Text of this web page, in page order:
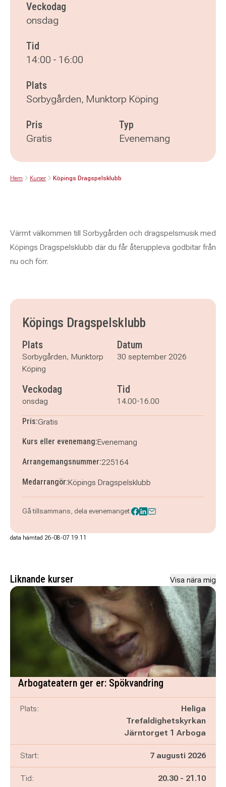
Veckodag
onsdag
Tid
14:00 - 16:00
Plats
Sorbygården, Munktorp Köping
Pris
Gratis
Typ
Evenemang
Hem Kurser Köpings Dragspelsklubb
Värmt välkommen till Sorbygården och dragspelsmusik med
Köpings Dragspelsklubb där du får återuppleva godbitar från
nu och förr.
Köpings Dragspelsklubb
Plats
Sorbygården, Munktorp
Köping
Datum
30 september 2026
Veckodag
onsdag
Tid
14.00-16.00
Pris:Gratis
Kurs eller evenemang:Evenemang
Arrangemangsnummer:225164
Medarrangör:Köpings Dragspelsklubb
Gå tillsammans, dela evenemanget:
data hämtad 26-08-07 19.11
Liknande kurser Visa nära mig
Arbogateatern ger er: Spökvandring
Plats:
Heliga
Trefaldighetskyrkan
Järntorget 1 Arboga
Start: 7 augusti 2026
Tid: Pågår mellan
20.30 - och
21.10